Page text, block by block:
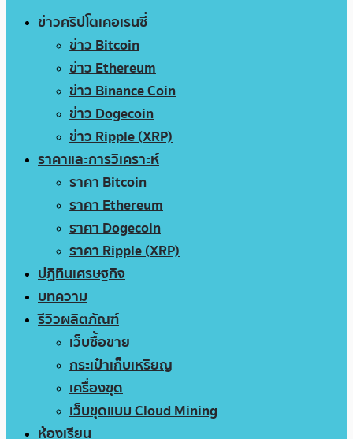
ข่าวคริปโตเคอเรนซี่
ข่าว Bitcoin
ข่าว Ethereum
ข่าว Binance Coin
ข่าว Dogecoin
ข่าว Ripple (XRP)
ราคาและการวิเคราะห์
ราคา Bitcoin
ราคา Ethereum
ราคา Dogecoin
ราคา Ripple (XRP)
ปฏิทินเศรษฐกิจ
บทความ
รีวิวผลิตภัณฑ์
เว็บซื้อขาย
กระเป๋าเก็บเหรียญ
เครื่องขุด
เว็บขุดแบบ Cloud Mining
ห้องเรียน